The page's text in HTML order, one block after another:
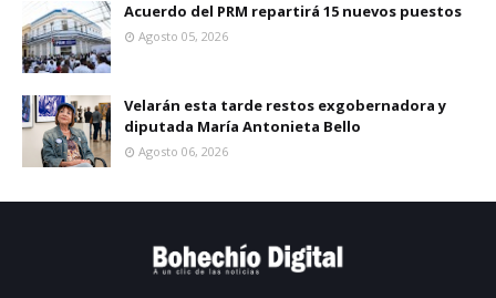
Acuerdo del PRM repartirá 15 nuevos puestos
Agosto 05, 2026
Velarán esta tarde restos exgobernadora y
diputada María Antonieta Bello
Agosto 06, 2026